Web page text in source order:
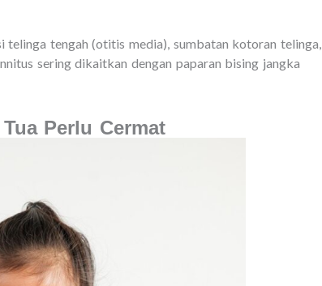
telinga tengah (otitis media), sumbatan kotoran telinga,
sering dikaitkan dengan paparan bising jangka
Perlu Cermat